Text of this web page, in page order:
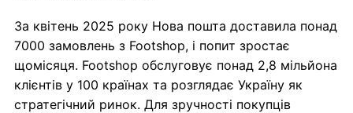
За квітень 2025 року Нова пошта доставила понад
7000 замовлень з Footshop, і попит зростає
щомісяця. Footshop обслуговує понад 2,8 мільйона
клієнтів у 100 країнах та розглядає Україну як
стратегічний ринок. Для зручності покупців